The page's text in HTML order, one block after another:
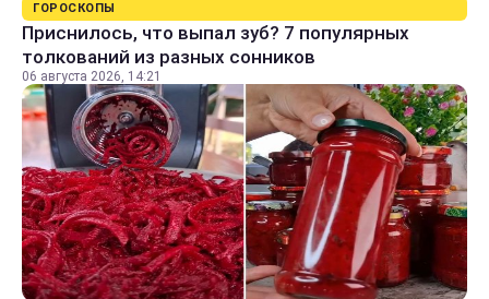
ГОРОСКОПЫ
Приснилось, что выпал зуб? 7 популярных
толкований из разных сонников
06 августа 2026, 14:21